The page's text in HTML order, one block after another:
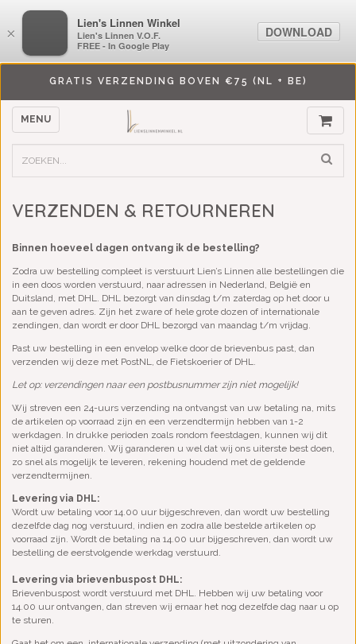
GRATIS VERZENDING BOVEN €75 (NL + BE)
MENU
VERZENDEN & RETOURNEREN
Binnen hoeveel dagen ontvang ik de bestelling?
Zodra uw bestelling compleet is verstuurt Lien’s Linnen alle bestellingen die
in een doos worden verstuurd, naar adressen in Nederland, België en
Duitsland, met DHL. DHL bezorgt van dinsdag t/m zaterdag op het door u
aan te geven adres. Zijn het zware of hele grote dozen of internationale
zendingen, dan wordt er door DHL bezorgd van maandag t/m vrijdag.
Past uw bestelling in een envelop welke door de brievenbus past, dan
verzenden wij deze met PostNL, de Fietskoerier of DHL.
Let op: verzendingen naar een postbusnummer zijn niet mogelijk!
Wij streven een 24-uurs verzending na ontvangst van uw betaling na, mits
de artikelen op voorraad zijn en een verzendtermijn hebben van 1-2
werkdagen. In drukke perioden zoals rondom feestdagen, kunnen wij dit
niet altijd garanderen. Wij garanderen u wel dat wij ons uiterste best doen,
zo snel als mogelijk te leveren, rekening houdend met de geldende
verzendtermijnen.
Levering via DHL:
Wordt uw betaling voor 14.00 uur bijgeschreven, dan wordt uw bestelling
dezelfde dag nog verstuurd, indien en zodra alle bestelde artikelen op
voorraad zijn. Wordt de betaling na 14.00 uur bijgeschreven, dan wordt uw
bestelling de eerstvolgende werkdag verstuurd.
Levering via brievenbuspost DHL:
Brievenbuspost wordt verstuurd met DHL. Hebben wij uw betaling voor
14.00 uur ontvangen, dan streven wij ernaar het nog dezelfde dag naar u op
te sturen.
×
LiensLinnenwinkel.nl
Lien's Linnen V.O.F.
FREE - In Google Play
DOWNLOAD
×
Lien's Linnen Winkel
Lien's Linnen V.O.F.
FREE - In Google Play
DOWNLOAD